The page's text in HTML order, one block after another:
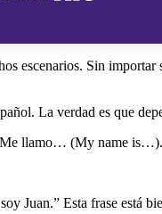
escenarios. Sin
La verdad es que
Me llamo… (My name is…).
Juan.” Esta frase está